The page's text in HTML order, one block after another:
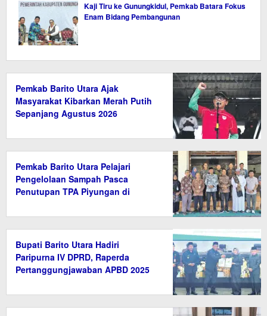
Kaji Tiru ke Gunungkidul, Pemkab Batara Fokus
Enam Bidang Pembangunan
Pemkab Barito Utara Ajak
Masyarakat Kibarkan Merah Putih
Sepanjang Agustus 2026
Pemkab Barito Utara Pelajari
Pengelolaan Sampah Pasca
Penutupan TPA Piyungan di
Bupati Barito Utara Hadiri
Paripurna IV DPRD, Raperda
Pertanggungjawaban APBD 2025